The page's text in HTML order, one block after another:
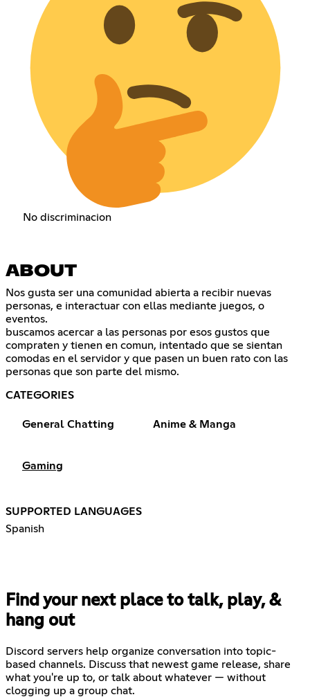
No discriminacion
ABOUT
Nos gusta ser una comunidad abierta a recibir nuevas
personas, e interactuar con ellas mediante juegos, o
eventos.
buscamos acercar a las personas por esos gustos que
compraten y tienen en comun, intentado que se sientan
comodas en el servidor y que pasen un buen rato con las
personas que son parte del mismo.
CATEGORIES
General Chatting Anime & Manga
Gaming
SUPPORTED LANGUAGES
Spanish
Find your next place to talk, play, &
hang out
Discord servers help organize conversation into topic-
based channels. Discuss that newest game release, share
what you're up to, or talk about whatever — without
clogging up a group chat.